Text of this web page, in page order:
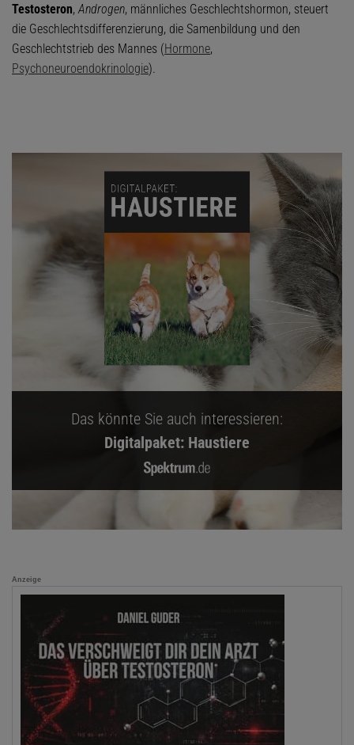
Testosteron,Androgen, männliches Geschlechtshormon, steuert
die Geschlechtsdifferenzierung, die Samenbildung und den
Geschlechtstrieb des Mannes (Hormone,
Psychoneuroendokrinologie).
Das könnte Sie auch interessieren:
Digitalpaket: Haustiere
Anzeige